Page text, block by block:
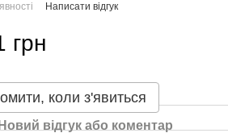
Написати відгук
грн
коли з'явиться
Новий відгук або коментар